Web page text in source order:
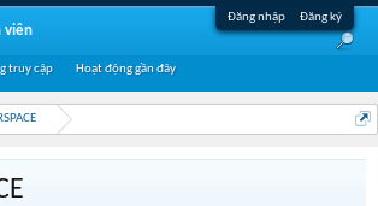
Đăng nhập Đăng ký
viên
truy cập Hoạt động gần đây